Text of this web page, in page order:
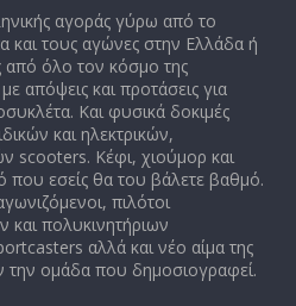
αγοράς γύρω από το
και τους αγώνες στην Ελλάδα ή
από όλο τον κόσμο της
απόψεις και προτάσεις για
Και φυσικά δοκιμές
και ηλεκτρικών,
scooters. Κέφι, χιούμορ και
που εσείς θα του βάλετε βαθμό.
πιλότοι
πολυκινητήριων
αλλά και νέο αίμα της
την ομάδα που δημοσιογραφεί.